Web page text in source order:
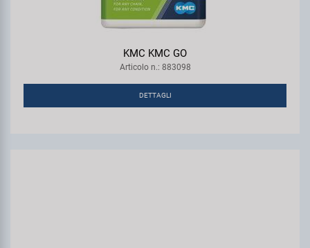
KMC KMC GO
Articolo n.: 883098
DETTAGLI